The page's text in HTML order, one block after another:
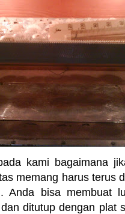
kami bagaimana
memang harus terus
Anda bisa membuat
ditutup dengan plat